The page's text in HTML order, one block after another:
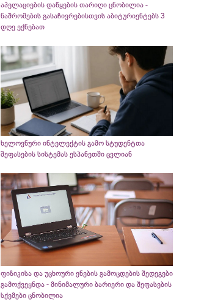
აპელაციების დაწყების თარიღი ცნობილია -
ნაშრომების გასაჩივრებისთვის აბიტურიენტებს 3
დღე ექნებათ
ხელოვნური ინტელექტის გამო სტუდენტთა
შეფასების სისტემას ესპანეთში ცვლიან
ფიზიკისა და უცხოური ენების გამოცდების შედეგები
გამოქვეყნდა - მინიმალური ბარიერი და შეფასების
სქემები ცნობილია